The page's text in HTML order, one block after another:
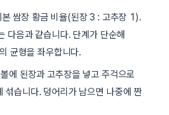
쌈장 황금 비율(된장 3 : 고추장 1).
다음과 같습니다. 단계가 단순해
균형을 좌우합니다.
에 된장과 고추장을 넣고 주걱으로
섞습니다. 덩어리가 남으면 나중에 짠